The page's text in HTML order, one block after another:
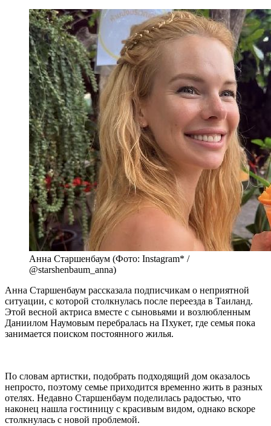
Анна Старшенбаум (Фото: Instagram* /
@starshenbaum_anna)
Анна Старшенбаум рассказала подписчикам о неприятной
ситуации, с которой столкнулась после переезда в Таиланд.
Этой весной актриса вместе с сыновьями и возлюбленным
Даниилом Наумовым перебралась на Пхукет, где семья пока
занимается поиском постоянного жилья.
По словам артистки, подобрать подходящий дом оказалось
непросто, поэтому семье приходится временно жить в разных
отелях. Недавно Старшенбаум поделилась радостью, что
наконец нашла гостиницу с красивым видом, однако вскоре
столкнулась с новой проблемой.